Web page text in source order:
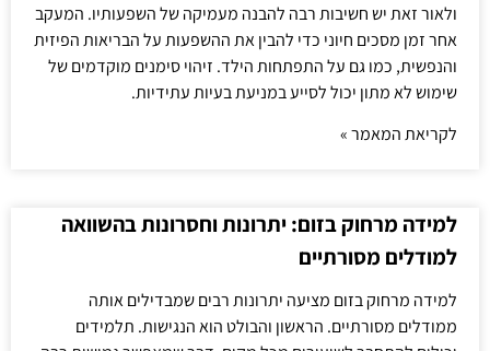
ולאור זאת יש חשיבות רבה להבנה מעמיקה של השפעותיו. המעקב
אחר זמן מסכים חיוני כדי להבין את ההשפעות על הבריאות הפיזית
והנפשית, כמו גם על התפתחות הילד. זיהוי סימנים מוקדמים של
שימוש לא מתון יכול לסייע במניעת בעיות עתידיות.
לקריאת המאמר »
למידה מרחוק בזום: יתרונות וחסרונות בהשוואה
למודלים מסורתיים
למידה מרחוק בזום מציעה יתרונות רבים שמבדילים אותה
ממודלים מסורתיים. הראשון והבולט הוא הנגישות. תלמידים